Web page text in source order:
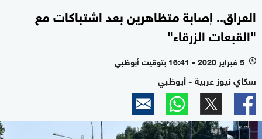
العراق.. إصابة متظاهرين بعد اشتباكات مع
"القبعات الزرقاء"
l 5 فبراير 2020 - 16:41 بتوقيت أبوظبي
سكاي نيوز عربية - أبوظبي